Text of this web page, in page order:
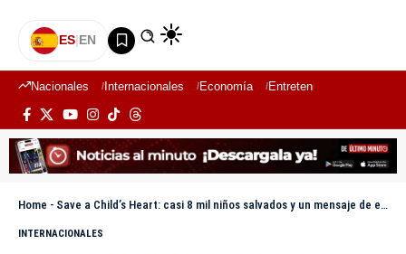
ES|EN
Nacionales Internacionales Economía Entretenimiento
Home - Save a Child’s Heart: casi 8 mil niños salvados y un mensaje de esperanza desde Israel
INTERNACIONALES